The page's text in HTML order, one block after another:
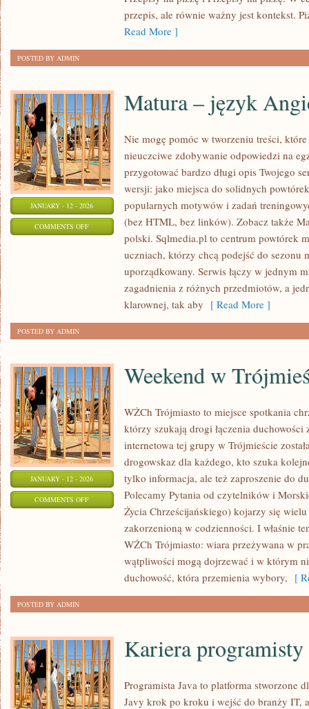
przepis, ale równie ważny jest kontekst.
Read More ]
POSTED BY ADMIN
JANUARY - 12 - 2026
COMMENTS OFFON
ANGIELSKI
Matura – język
Nie mogę pomóc w tworzeniu treści,
nieuczciwe zdobywanie odpowiedzi na
przygotować bardzo długi opis Twojego
wersji: jako miejsca do solidnych
popularnych motywów i zadań
(bez HTML, bez linków). Zobacz także
polski. Sqlmedia.pl to centrum powtórek
uczniach, którzy chcą podejść do sezonu
uporządkowany. Serwis łączy w jednym
zagadnienia z różnych przedmiotów, a
klarownej, tak aby [ Read More ]
POSTED BY ADMIN
JANUARY - 12 - 2026
COMMENTS OFFON
TRÓJMIEŚCIE
Weekend w
WŻCh Trójmiasto to miejsce spotkania
którzy szukają drogi łączenia duchowości
internetowa tej grupy w Trójmieście
drogowskaz dla każdego, kto szuka
tylko informacja, ale też zaproszenie do
Polecamy Pytania od czytelników i
Życia Chrześcijańskiego) kojarzy się
zakorzenioną w codzienności. I właśnie
WŻCh Trójmiasto: wiara przeżywana w
wątpliwości mogą dojrzewać i w którym
duchowość, która przemienia wybory, [
POSTED BY ADMIN
Kariera programisty
Programista Java to platforma stworzone
Javy krok po kroku i wejść do branży IT,